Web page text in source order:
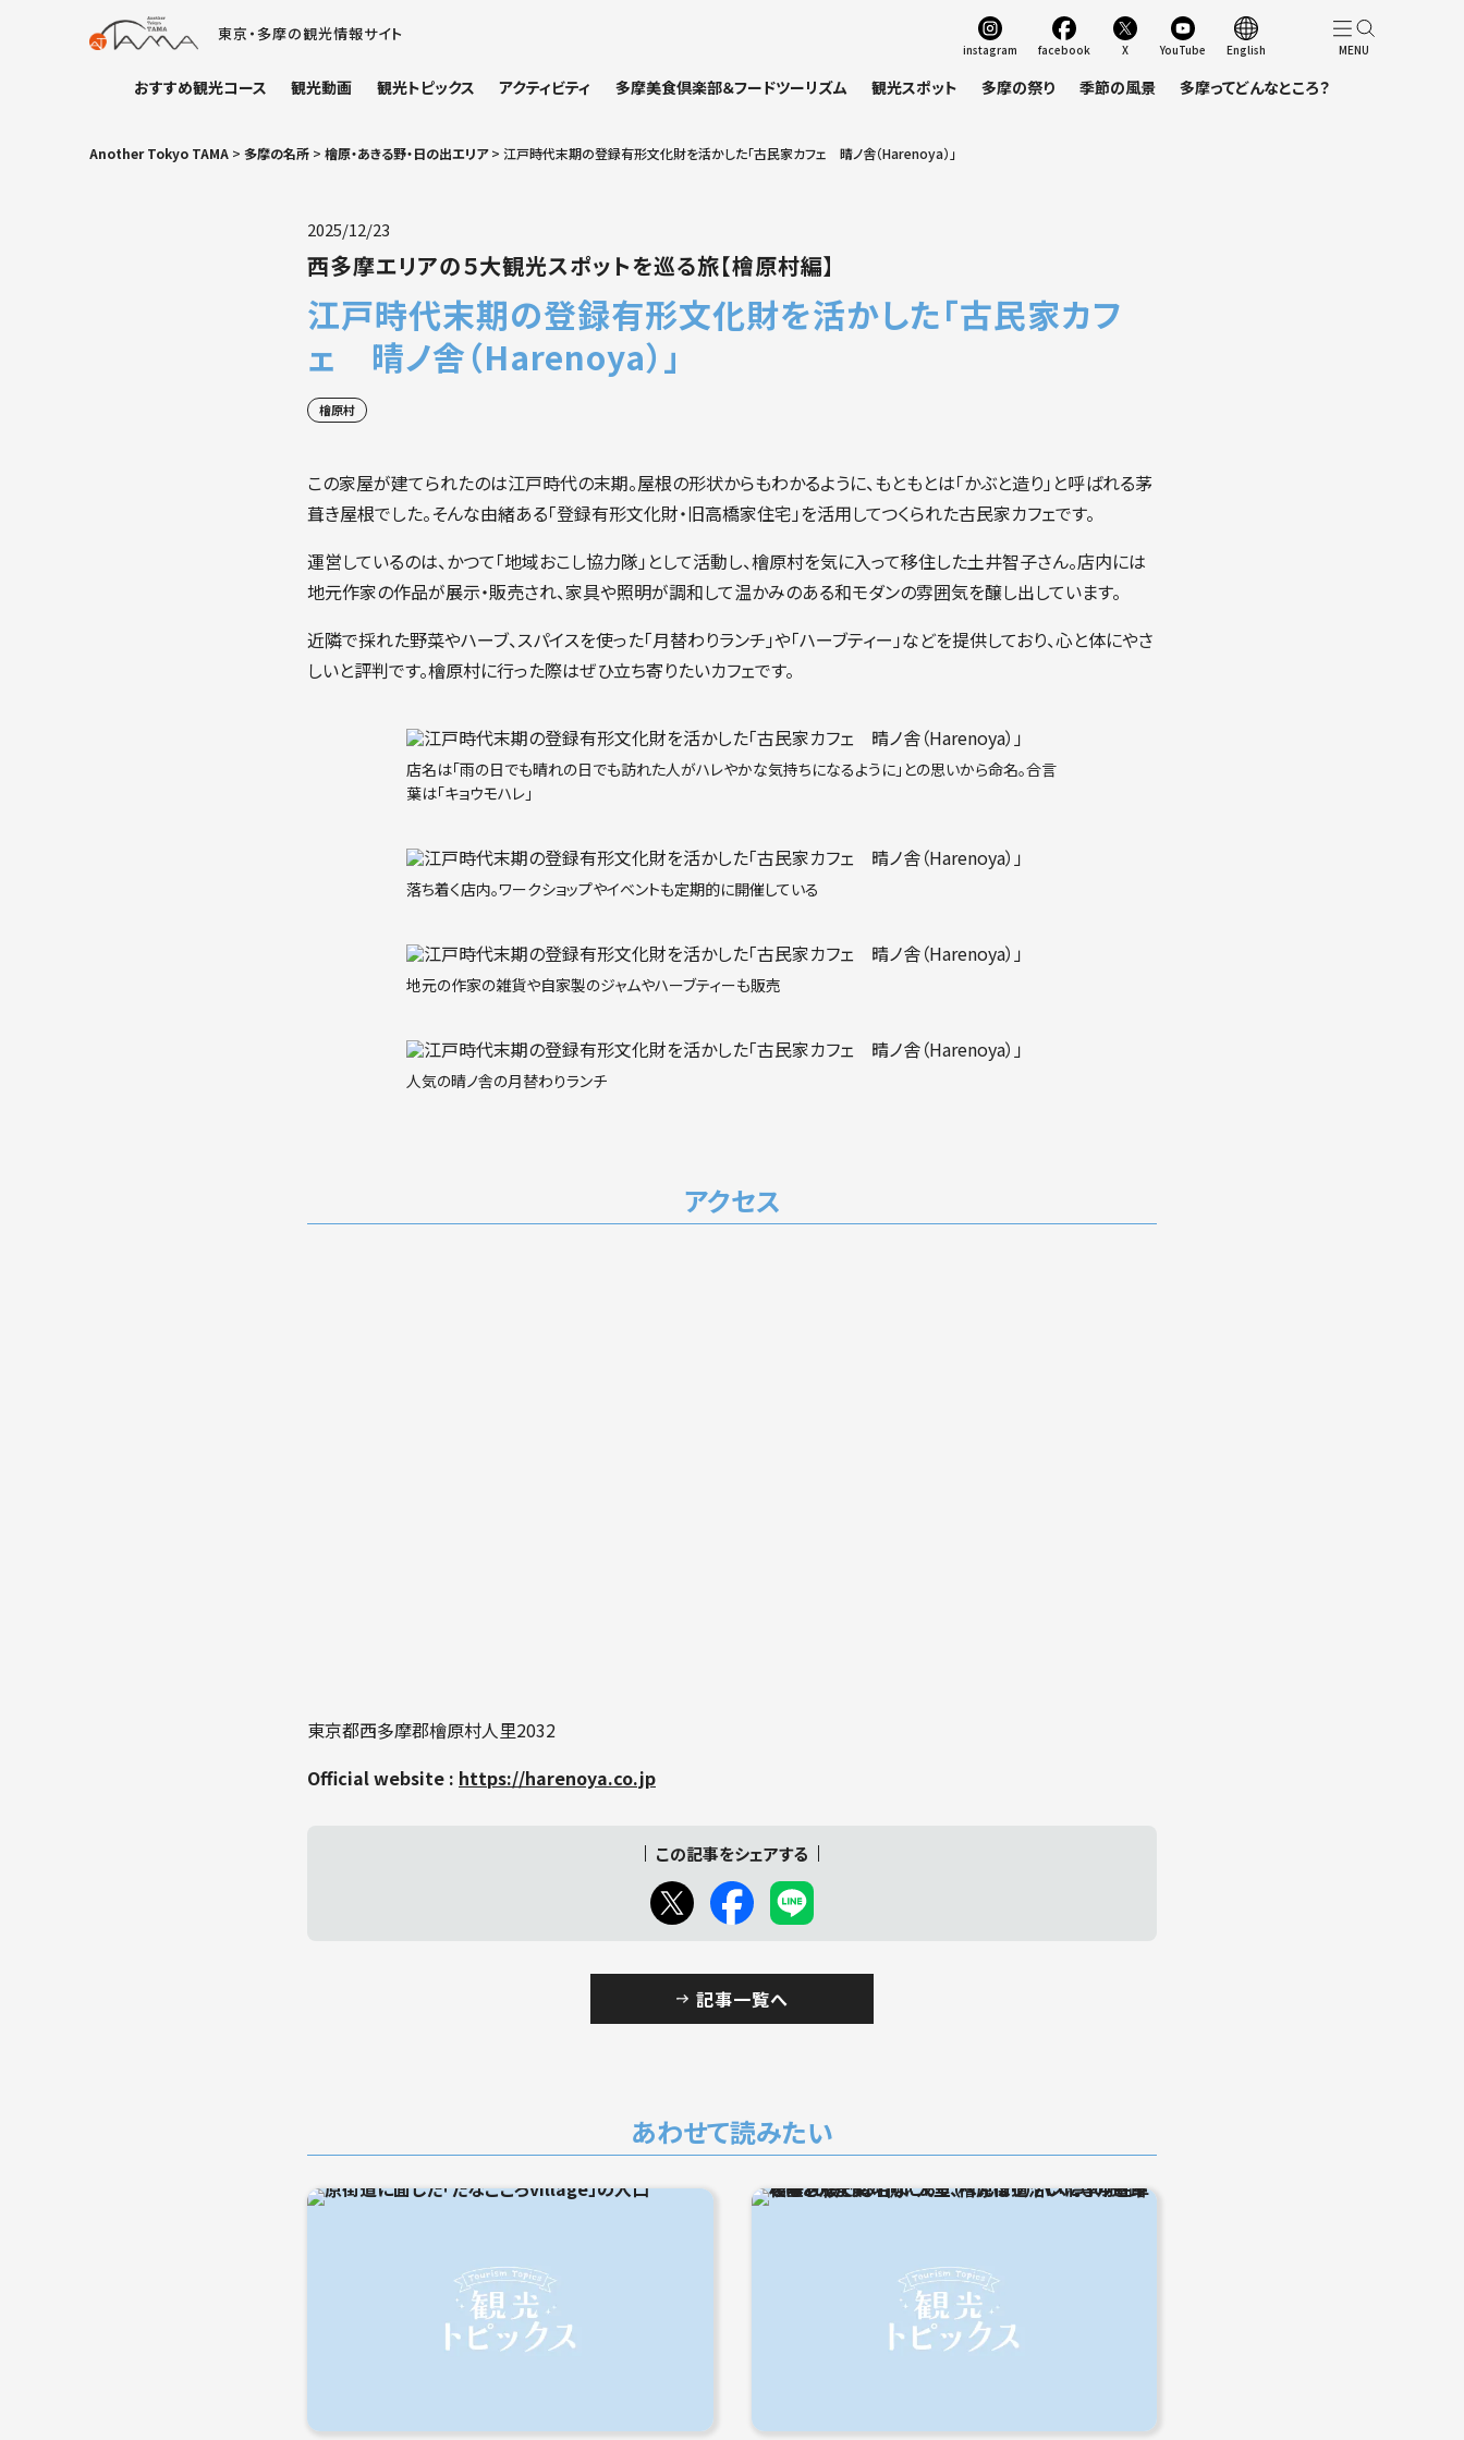
東京・多摩の観光情報サイト
おすすめ観光コース 観光動画 観光トピックス アクティビティ 多摩美食倶楽部＆フードツーリズム 観光スポット 多摩の祭り 季節の風景 多摩ってどんなところ？
instagram facebook X YouTube English
Another Tokyo TAMA > 多摩の名所 > 檜原・あきる野・日の出エリア> 江戸時代末期の登録有形文化財を活かした「古民家カフェ 晴ノ舎（Harenoya）」
2025/12/23
西多摩エリアの５大観光スポットを巡る旅【檜原村編】
江戸時代末期の登録有形文化財を活かした「古民家カフ
ェ 晴ノ舎（Harenoya）」
檜原村
この家屋が建てられたのは江戸時代の末期。屋根の形状からもわかるように、もともとは「かぶと造り」と呼ばれる茅
葺き屋根でした。そんな由緒ある「登録有形文化財・旧高橋家住宅」を活用してつくられた古民家カフェです。
運営しているのは、かつて「地域おこし協力隊」として活動し、檜原村を気に入って移住した土井智子さん。店内には
地元作家の作品が展示・販売され、家具や照明が調和して温かみのある和モダンの雰囲気を醸し出しています。
近隣で採れた野菜やハーブ、スパイスを使った「月替わりランチ」や「ハーブティー」などを提供しており、心と体にやさ
しいと評判です。檜原村に行った際はぜひ立ち寄りたいカフェです。
店名は「雨の日でも晴れの日でも訪れた人がハレやかな気持ちになるように」との思いから命名。合言
葉は「キョウモハレ」
落ち着く店内。ワークショップやイベントも定期的に開催している
地元の作家の雑貨や自家製のジャムやハーブティーも販売
人気の晴ノ舎の月替わりランチ
アクセス
東京都西多摩郡檜原村人里2032
Official website : https://harenoya.co.jp
この記事をシェアする
記事一覧へ
あわせて読みたい